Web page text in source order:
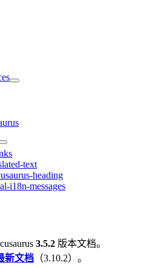
text
heading
i18n-messages
3.5.2 版本文档。
新文档 （3.10.2）。